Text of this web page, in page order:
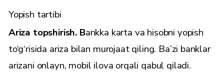
Yopish tartibi
Ariza topshirish. Bankka karta va hisobni yopish
to‘g‘risida ariza bilan murojaat qiling. Ba’zi banklar
arizani onlayn, mobil ilova orqali qabul qiladi.